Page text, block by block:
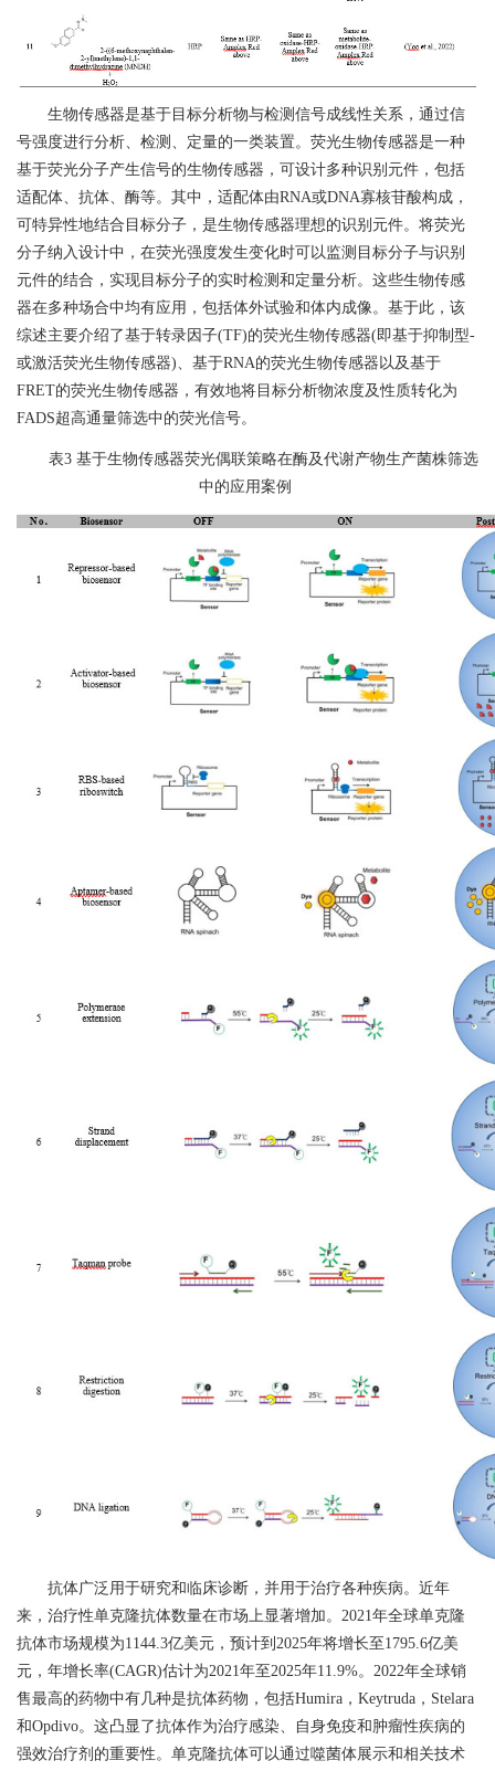
生物传感器是基于目标分析物与检测信号成线性关系，通过信
号强度进行分析、检测、定量的一类装置。荧光生物传感器是一种
基于荧光分子产生信号的生物传感器，可设计多种识别元件，包括
适配体、抗体、酶等。其中，适配体由RNA或DNA寡核苷酸构成，
可特异性地结合目标分子，是生物传感器理想的识别元件。将荧光
分子纳入设计中，在荧光强度发生变化时可以监测目标分子与识别
元件的结合，实现目标分子的实时检测和定量分析。这些生物传感
器在多种场合中均有应用，包括体外试验和体内成像。基于此，该
综述主要介绍了基于转录因子(TF)的荧光生物传感器(即基于抑制型-
或激活荧光生物传感器) 、基于RNA的荧光生物传感器以及基于
FRET的荧光生物传感器，有效地将目标分析物浓度及性质转化为
FADS超高通量筛选中的荧光信号。
表3 基于生物传感器荧光偶联策略在酶及代谢产物生产菌株筛选
中的应用案例
抗体广泛用于研究和临床诊断，并用于治疗各种疾病。近年
来，治疗性单克隆抗体数量在市场上显著增加。 2021 年全球单克隆
抗体市场规模为1144.3亿美元，预计到 2025年将增长至 1795.6亿美
元，年增长率(CAGR)估计为2021 年至 2025年11.9%。 2022年全球销
售最高的药物中有几种是抗体药物，包括Humira ， Keytruda ， Stelara
和Opdivo。这凸显了抗体作为治疗感染、自身免疫和肿瘤性疾病的
强效治疗剂的重要性。单克隆抗体可以通过噬菌体展示和相关技术